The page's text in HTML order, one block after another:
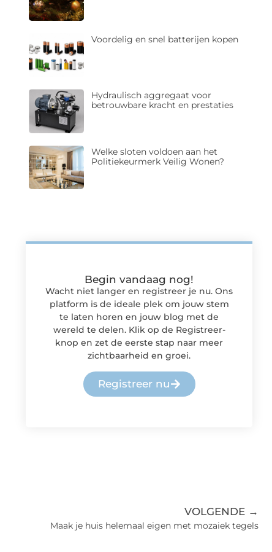
Voordelig en snel batterijen kopen
Hydraulisch aggregaat voor
betrouwbare kracht en prestaties
Welke sloten voldoen aan het
Politiekeurmerk Veilig Wonen?
Begin vandaag nog!
Wacht niet langer en registreer je nu. Ons
platform is de ideale plek om jouw stem
te laten horen en jouw blog met de
wereld te delen. Klik op de Registreer-
knop en zet de eerste stap naar meer
zichtbaarheid en groei.
Registreer nu
VOLGENDE →
Maak je huis helemaal eigen met mozaiek tegels